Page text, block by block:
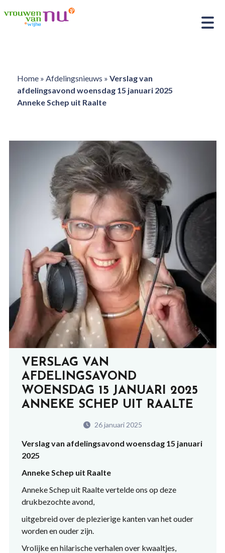
Home» Afdelingsnieuws » Verslag van
afdelingsavond woensdag 15 januari 2025
Anneke Schep uit Raalte
VERSLAG VAN
AFDELINGSAVOND
WOENSDAG 15 JANUARI 2025
ANNEKE SCHEP UIT RAALTE
26 januari 2025
Verslag van afdelingsavond woensdag 15 januari
2025
Anneke Schep uit Raalte
Anneke Schep uit Raalte vertelde ons op deze
drukbezochte avond,
uitgebreid over de plezierige kanten van het ouder
worden en ouder zijn.
Vrolijke en hilarische verhalen over kwaaltjes,